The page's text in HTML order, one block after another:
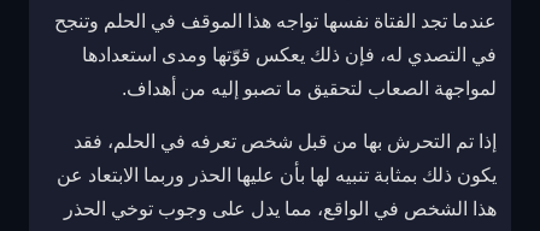
عندما تجد الفتاة نفسها تواجه هذا الموقف في الحلم وتنجح
في التصدي له، فإن ذلك يعكس قوّتها ومدى استعدادها
لمواجهة الصعاب لتحقيق ما تصبو إليه من أهداف.
إذا تم التحرش بها من قبل شخص تعرفه في الحلم، فقد
يكون ذلك بمثابة تنبيه لها بأن عليها الحذر وربما الابتعاد عن
هذا الشخص في الواقع، مما يدل على وجوب توخي الحذر